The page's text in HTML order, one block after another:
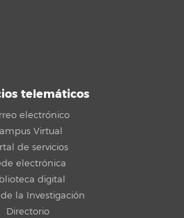
telemáticos
electrónico
Virtual
de servicios
electrónica
digital
la Investigación
Directorio